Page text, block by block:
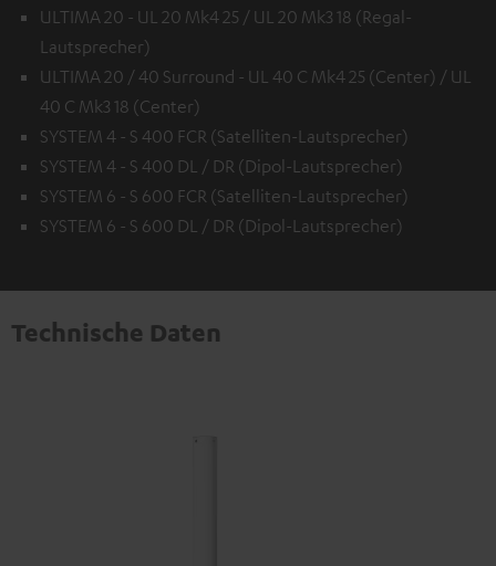
ULTIMA 20 - UL 20 Mk4 25 / UL 20 Mk3 18 (Regal-
Lautsprecher)
ULTIMA 20 / 40 Surround - UL 40 C Mk4 25 (Center) / UL
40 C Mk3 18 (Center)
SYSTEM 4 - S 400 FCR (Satelliten-Lautsprecher)
SYSTEM 4 - S 400 DL / DR (Dipol-Lautsprecher)
SYSTEM 6 - S 600 FCR (Satelliten-Lautsprecher)
SYSTEM 6 - S 600 DL / DR (Dipol-Lautsprecher)
Technische Daten